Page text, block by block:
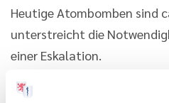
Heutige Atombomben sind
unterstreicht die
einer Eskalation.
Der Tagungsort für die zivil-